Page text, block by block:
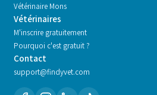
Vétérinaire Mons
Vétérinaires
M'inscrire gratuitement
Pourquoi c'est gratuit ?
Contact
support@findyvet.com